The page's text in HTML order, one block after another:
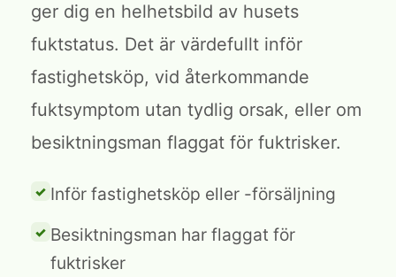
ger dig en helhetsbild av husets
fuktstatus. Det är värdefullt inför
fastighetsköp, vid återkommande
fuktsymptom utan tydlig orsak, eller om
besiktningsman flaggat för fuktrisker.
Inför fastighetsköp eller -försäljning
Besiktningsman har flaggat för
fuktrisker